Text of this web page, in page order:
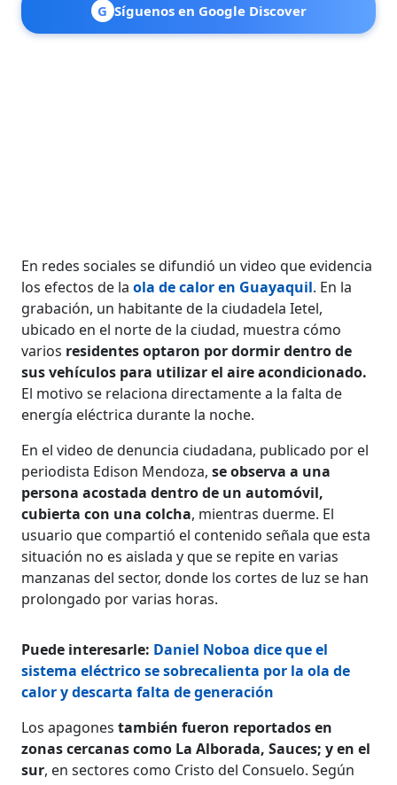
G Síguenos en Google Discover
En redes sociales se difundió un video que evidencia
los efectos de laola de calor en Guayaquil. En la
grabación, un habitante de la ciudadela Ietel,
ubicado en el norte de la ciudad, muestra cómo
varios residentes optaron por dormir dentro de
sus vehículos para utilizar el aire acondicionado.
El motivo se relaciona directamente a la falta de
energía eléctrica durante la noche.
En el video de denuncia ciudadana, publicado por el
periodista Edison Mendoza, se observa a una
persona acostada dentro de un automóvil,
cubierta con una colcha, mientras duerme. El
usuario que compartió el contenido señala que esta
situación no es aislada y que se repite en varias
manzanas del sector, donde los cortes de luz se han
prolongado por varias horas.
Puede interesarle: Daniel Noboa dice que el
sistema eléctrico se sobrecalienta por la ola de
calor y descarta falta de generación
Los apagonestambién fueron reportados en
zonas cercanas como La Alborada, Sauces; y en el
sur, en sectores como Cristo del Consuelo. Según